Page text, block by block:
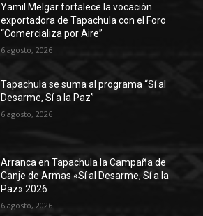
Yamil Melgar fortalece la vocación
exportadora de Tapachula con el Foro
“Comercializa por Aire”
6 agosto, 2026
Tapachula se suma al programa “Sí al
Desarme, Sí a la Paz”
6 agosto, 2026
Arranca en Tapachula la Campaña de
Canje de Armas «Sí al Desarme, Sí a la
Paz» 2026
6 agosto, 2026